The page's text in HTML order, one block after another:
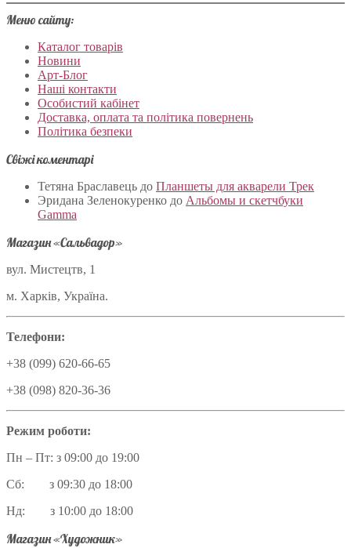
Меню сайту:
Каталог товарів
Новини
Арт-Блог
Наші контакти
Особистий кабінет
Доставка, оплата та політика повернень
Політика безпеки
Свіжі коментарі
Тетяна Браславець до Планшеты для акварели Трек
Эридана Зеленокуренко до Альбомы и скетчбуки
Gamma
Магазин «Сальвадор»
вул. Мистецтв, 1
м. Харків, Україна.
Телефони:
+38 (099) 620-66-65
+38 (098) 820-36-36
Режим роботи:
Пн – Пт: з 09:00 до 19:00
Сб: з 09:30 до 18:00
Нд: з 10:00 до 18:00
Магазин «Художник»